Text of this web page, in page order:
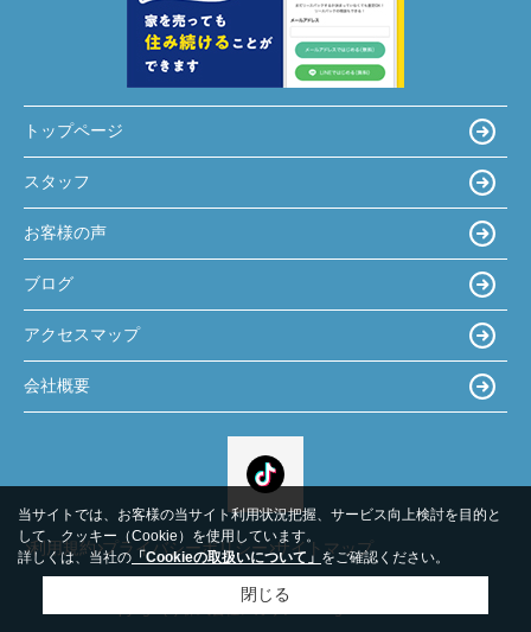
トップページ
スタッフ
お客様の声
ブログ
アクセスマップ
会社概要
利用規約 プライバシーポリシー サイトマップ
当サイトでは、お客様の当サイト利用状況把握、サービス向上検討を目的と
して、クッキー（Cookie）を使用しています。
詳しくは、当社の 「Cookieの取扱いについて」 をご確認ください。
閉じる